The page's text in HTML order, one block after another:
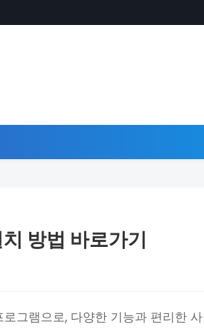
방법 바로가기
그램으로, 다양한 기능과 편리한 사